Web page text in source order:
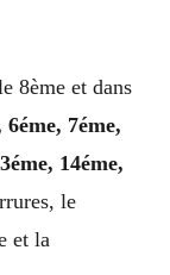
8ème et dans
6éme, 7éme,
14éme,
le
et la